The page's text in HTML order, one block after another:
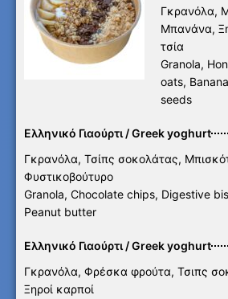
Γκρανόλα,
Μπανάνα,
τσία
Granola,
oats,
seeds
Ελληνικό Γιαούρτι / Greek yoghurt
Γκρανόλα, Τσίπς σοκολάτας,
Φυστικοβούτυρο
Granola, Chocolate chips, Digestive
Peanut butter
Ελληνικό Γιαούρτι / Greek yoghurt
Γκρανόλα, Φρέσκα φρούτα, Τσιπς
Ξηροί καρποί